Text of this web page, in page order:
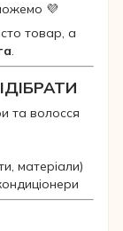
💜
товар, а
.
та волосся
матеріали)